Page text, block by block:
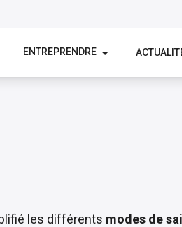
ENTREPRENDRE
les différents modes de